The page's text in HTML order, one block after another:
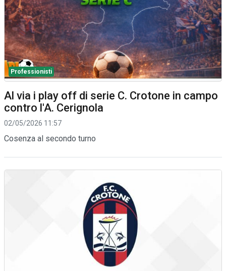
Professionisti
Al via i play off di serie C. Crotone in campo
contro l'A. Cerignola
02/05/2026 11:57
Cosenza al secondo turno